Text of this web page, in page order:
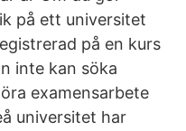
på ett universitet
på en kurs
inte kan söka
examensarbete
universitet har